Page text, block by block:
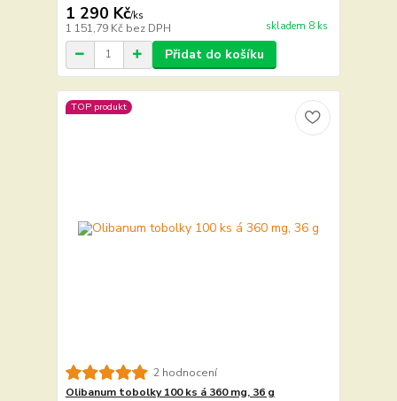
1 290 Kč/ks
1 151,79 Kč bez DPH skladem 8 ks
Přidat do košíku
TOP produkt
2 hodnocení
Olibanum tobolky 100 ks á 360 mg, 36 g